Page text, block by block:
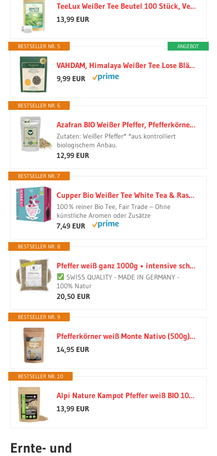
TeeLux Weißer Tee Beutel 100 Stück, Vegan, Rein Natürlicher Weißer Tee, Reich an Antioxidantien, Biologisch Abbaubare Teebeutel
13,99 EUR
ANGEBOT
BESTSELLER NR. 5
VAHDAM, Himalaya Weißer Tee Lose Blätter (50g) Premium Qualität | 100% Reiner | Weißer Tee Lose Mit Blattknospen, Verpackt In Indien
9,99 EUR
BESTSELLER NR. 6
Azafran BIO Weißer Pfeffer, Pfefferkörner weiß ganz, Pfeffermühlen geeignet 250g
Zutaten: Weißer Pfeffer* *aus kontrolliert
biologischem Anbau.
12,99 EUR
BESTSELLER NR. 7
Cupper Bio Weißer Tee White Tea & Raspberry | 50 Teebeutel Big Pack
100 % reiner Bio Tee, Fair Trade – Ohne
künstliche Aromen oder Zusätze
7,49 EUR
BESTSELLER NR. 8
Pfeffer weiß ganz 1000g • intensive schärfe • Erste Wahl • intensiver Geschmack • HerbsnRoots
SWISS QUALITY - MADE IN GERMANY -
100% Natur
20,50 EUR
BESTSELLER NR. 9
Pfefferkörner weiß Monte Nativo (500g) - Weißer Pfeffer ganz aromatisch
14,95 EUR
BESTSELLER NR. 10
Alpi Nature Kampot Pfeffer weiß BIO 100g, weisser Kampot Pfeffer
13,99 EUR
Ernte- und